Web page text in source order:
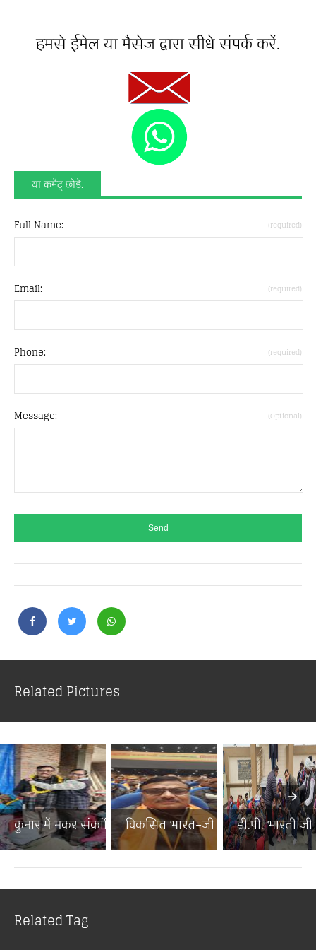
हमसे ईमेल या मैसेज द्वारा सीधे संपर्क करें.
या कमेंट् छोड़े.
Full Name: (required)
Email: (required)
Phone: (required)
Message: (Optional)
Related Pictures
कुनार में मकर संक्रांति पर...विकसित भारत–जी राम जी जनज...
डी.पी. भारती
Related Tag